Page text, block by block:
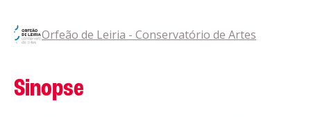
Orfeão de Leiria - Conservatório de Artes
Sinopse